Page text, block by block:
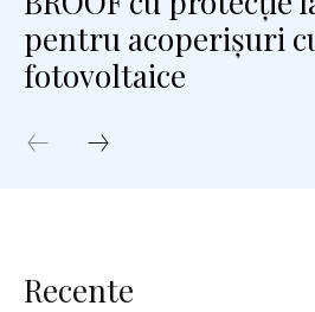
pentru acoperișuri
fotovoltaice
Recente